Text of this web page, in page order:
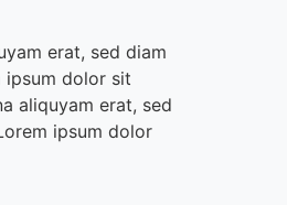
erat, sed diam
ipsum dolor sit
aliquyam erat, sed
ipsum dolor